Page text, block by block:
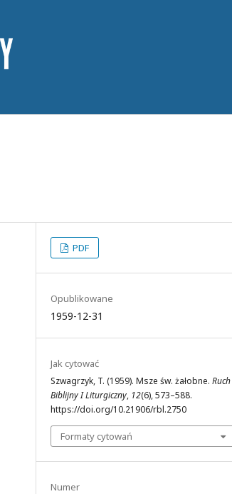
PDF
Opublikowane
1959-12-31
Jak cytować
Szwagrzyk, T. (1959). Msze św. żałobne. Ruch
Biblijny I Liturgiczny, 12(6), 573–588.
https://doi.org/10.21906/rbl.2750
Formaty cytowań
Numer